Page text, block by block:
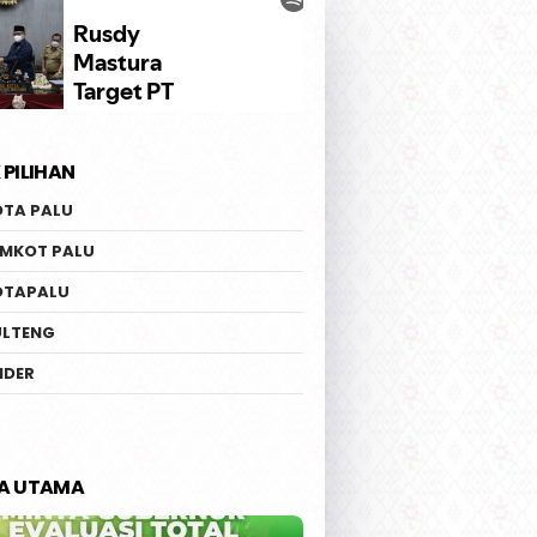
Penerbangan
Perdana
Bahlil Soal PHK 1.900 Buru
Tangan dan Lempar
PALU
PALU
UTAMA